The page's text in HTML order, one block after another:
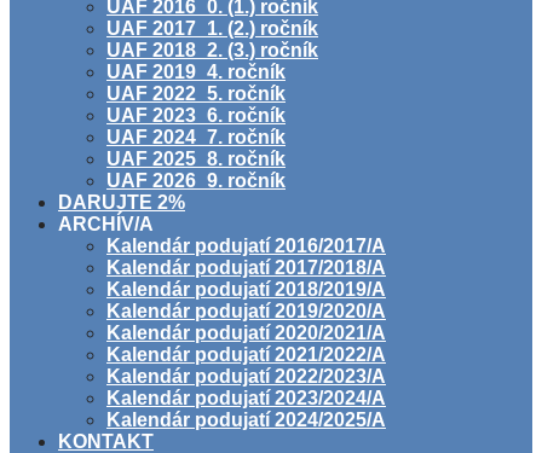
UAF 2016_0. (1.) ročník
UAF 2017_1. (2.) ročník
UAF 2018_2. (3.) ročník
UAF 2019_4. ročník
UAF 2022_5. ročník
UAF 2023_6. ročník
UAF 2024_7. ročník
UAF 2025_8. ročník
UAF 2026_9. ročník
DARUJTE 2%
ARCHÍV/A
Kalendár podujatí 2016/2017/A
Kalendár podujatí 2017/2018/A
Kalendár podujatí 2018/2019/A
Kalendár podujatí 2019/2020/A
Kalendár podujatí 2020/2021/A
Kalendár podujatí 2021/2022/A
Kalendár podujatí 2022/2023/A
Kalendár podujatí 2023/2024/A
Kalendár podujatí 2024/2025/A
KONTAKT